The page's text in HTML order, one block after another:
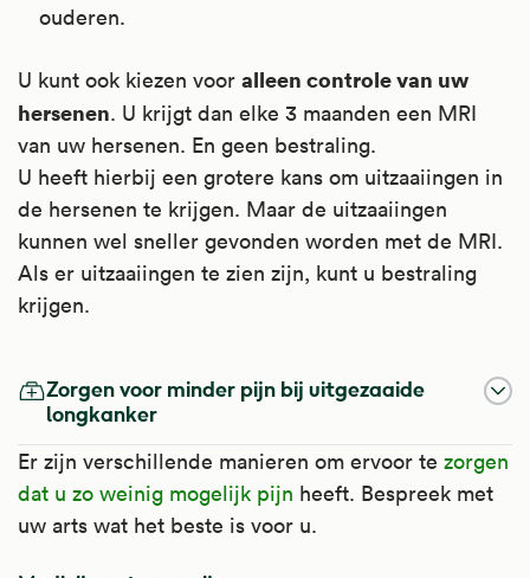
ouderen.
U kunt ook kiezen voor alleen controle van uw
hersenen. U krijgt dan elke 3 maanden een MRI
van uw hersenen. En geen bestraling.
U heeft hierbij een grotere kans om uitzaaiingen in
de hersenen te krijgen. Maar de uitzaaiingen
kunnen wel sneller gevonden worden met de MRI.
Als er uitzaaiingen te zien zijn, kunt u bestraling
krijgen.
Zorgen voor minder pijn bij uitgezaaide
longkanker
Er zijn verschillende manieren om ervoor te zorgen
dat u zo weinig mogelijk pijn heeft. Bespreek met
uw arts wat het beste is voor u.